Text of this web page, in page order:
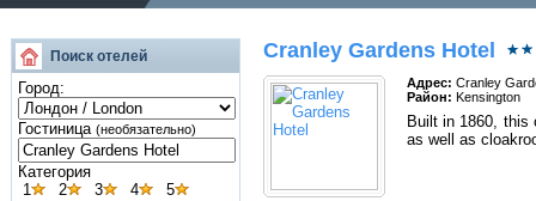
Поиск отелей
Город:
Гостиница (необязательно)
Категория
1
2 3 4 5
Cranley Gardens Hotel
Адрес: Cranley
Район: Kensington
Built in 1860, this
as well as